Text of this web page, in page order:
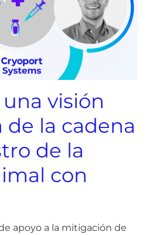
visión
la cadena
de la
con
apoyo a la mitigación de